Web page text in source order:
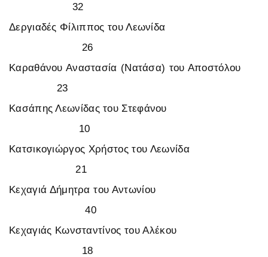
32
Δεργιαδές Φίλιππος του Λεωνίδα
26
Καραθάνου Αναστασία (Νατάσα) του Αποστόλου
23
Κασάπης Λεωνίδας του Στεφάνου
10
Κατσικογιώργος Χρήστος του Λεωνίδα
21
Κεχαγιά Δήμητρα του Αντωνίου
40
Κεχαγιάς Κωνσταντίνος του Αλέκου
18